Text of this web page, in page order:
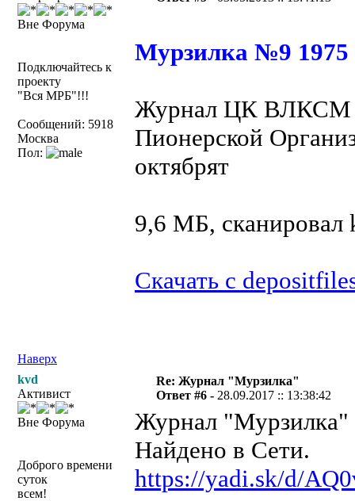
Вне Форума
Подключайтесь к
проекту
"Вся МРБ"!!!
Сообщений: 5918
Москва
Пол:
Мурзилка №9 1975
Журнал ЦК ВЛКСМ и
Пионерской
октябрят
9,6 МБ, сканировал
Скачать с
Наверх
kvd
Активист
Вне Форума
Доброго времени
суток
всем!
Re: Журнал "Мурзилка"
Ответ #6 - 28.09.2017 :: 13:38:42
Журнал "Мурзилка"
Найдено в Сети.
https://yadi.sk/d/